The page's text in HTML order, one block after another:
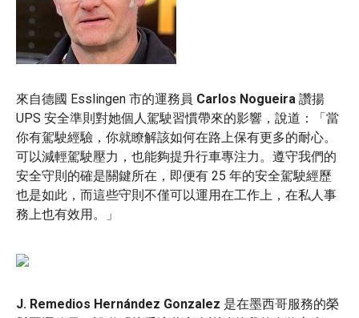
來自德國 Esslingen 市的運務員 Carlos Nogueira 讚揚
UPS 安全準則對她個人駕駛習慣帶來的影響，說道：「當
你有駕駛經驗，你就瞭解該如何在路上保有更多的耐心。
可以減輕駕駛壓力，也能夠提升行車專注力。遵守我們的
安全守則的確是關鍵所在，即便有 25 年的安全駕駛經歷
也是如此，而這些守則不僅可以運用在工作上，在私人事
務上也有效用。」
J. Remedios Hernández Gonzalez 是在墨西哥服務的榮